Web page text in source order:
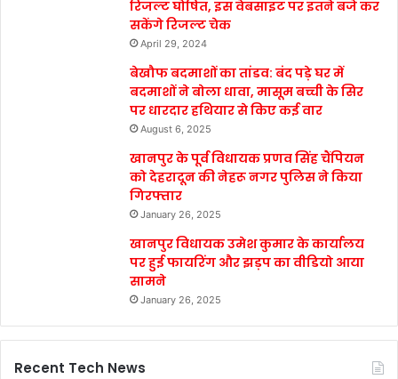
रिजल्ट घोषित, इस वेबसाइट पर इतने बजे कर
सकेंगे रिजल्ट चेक
April 29, 2024
बेखौफ बदमाशों का तांडव: बंद पड़े घर में
बदमाशों ने बोला धावा, मासूम बच्ची के सिर
पर धारदार हथियार से किए कई वार
August 6, 2025
खानपुर के पूर्व विधायक प्रणव सिंह चैंपियन
को देहरादून की नेहरू नगर पुलिस ने किया
गिरफ्तार
January 26, 2025
खानपुर विधायक उमेश कुमार के कार्यालय
पर हुई फायरिंग और झड़प का वीडियो आया
सामने
January 26, 2025
Recent Tech News